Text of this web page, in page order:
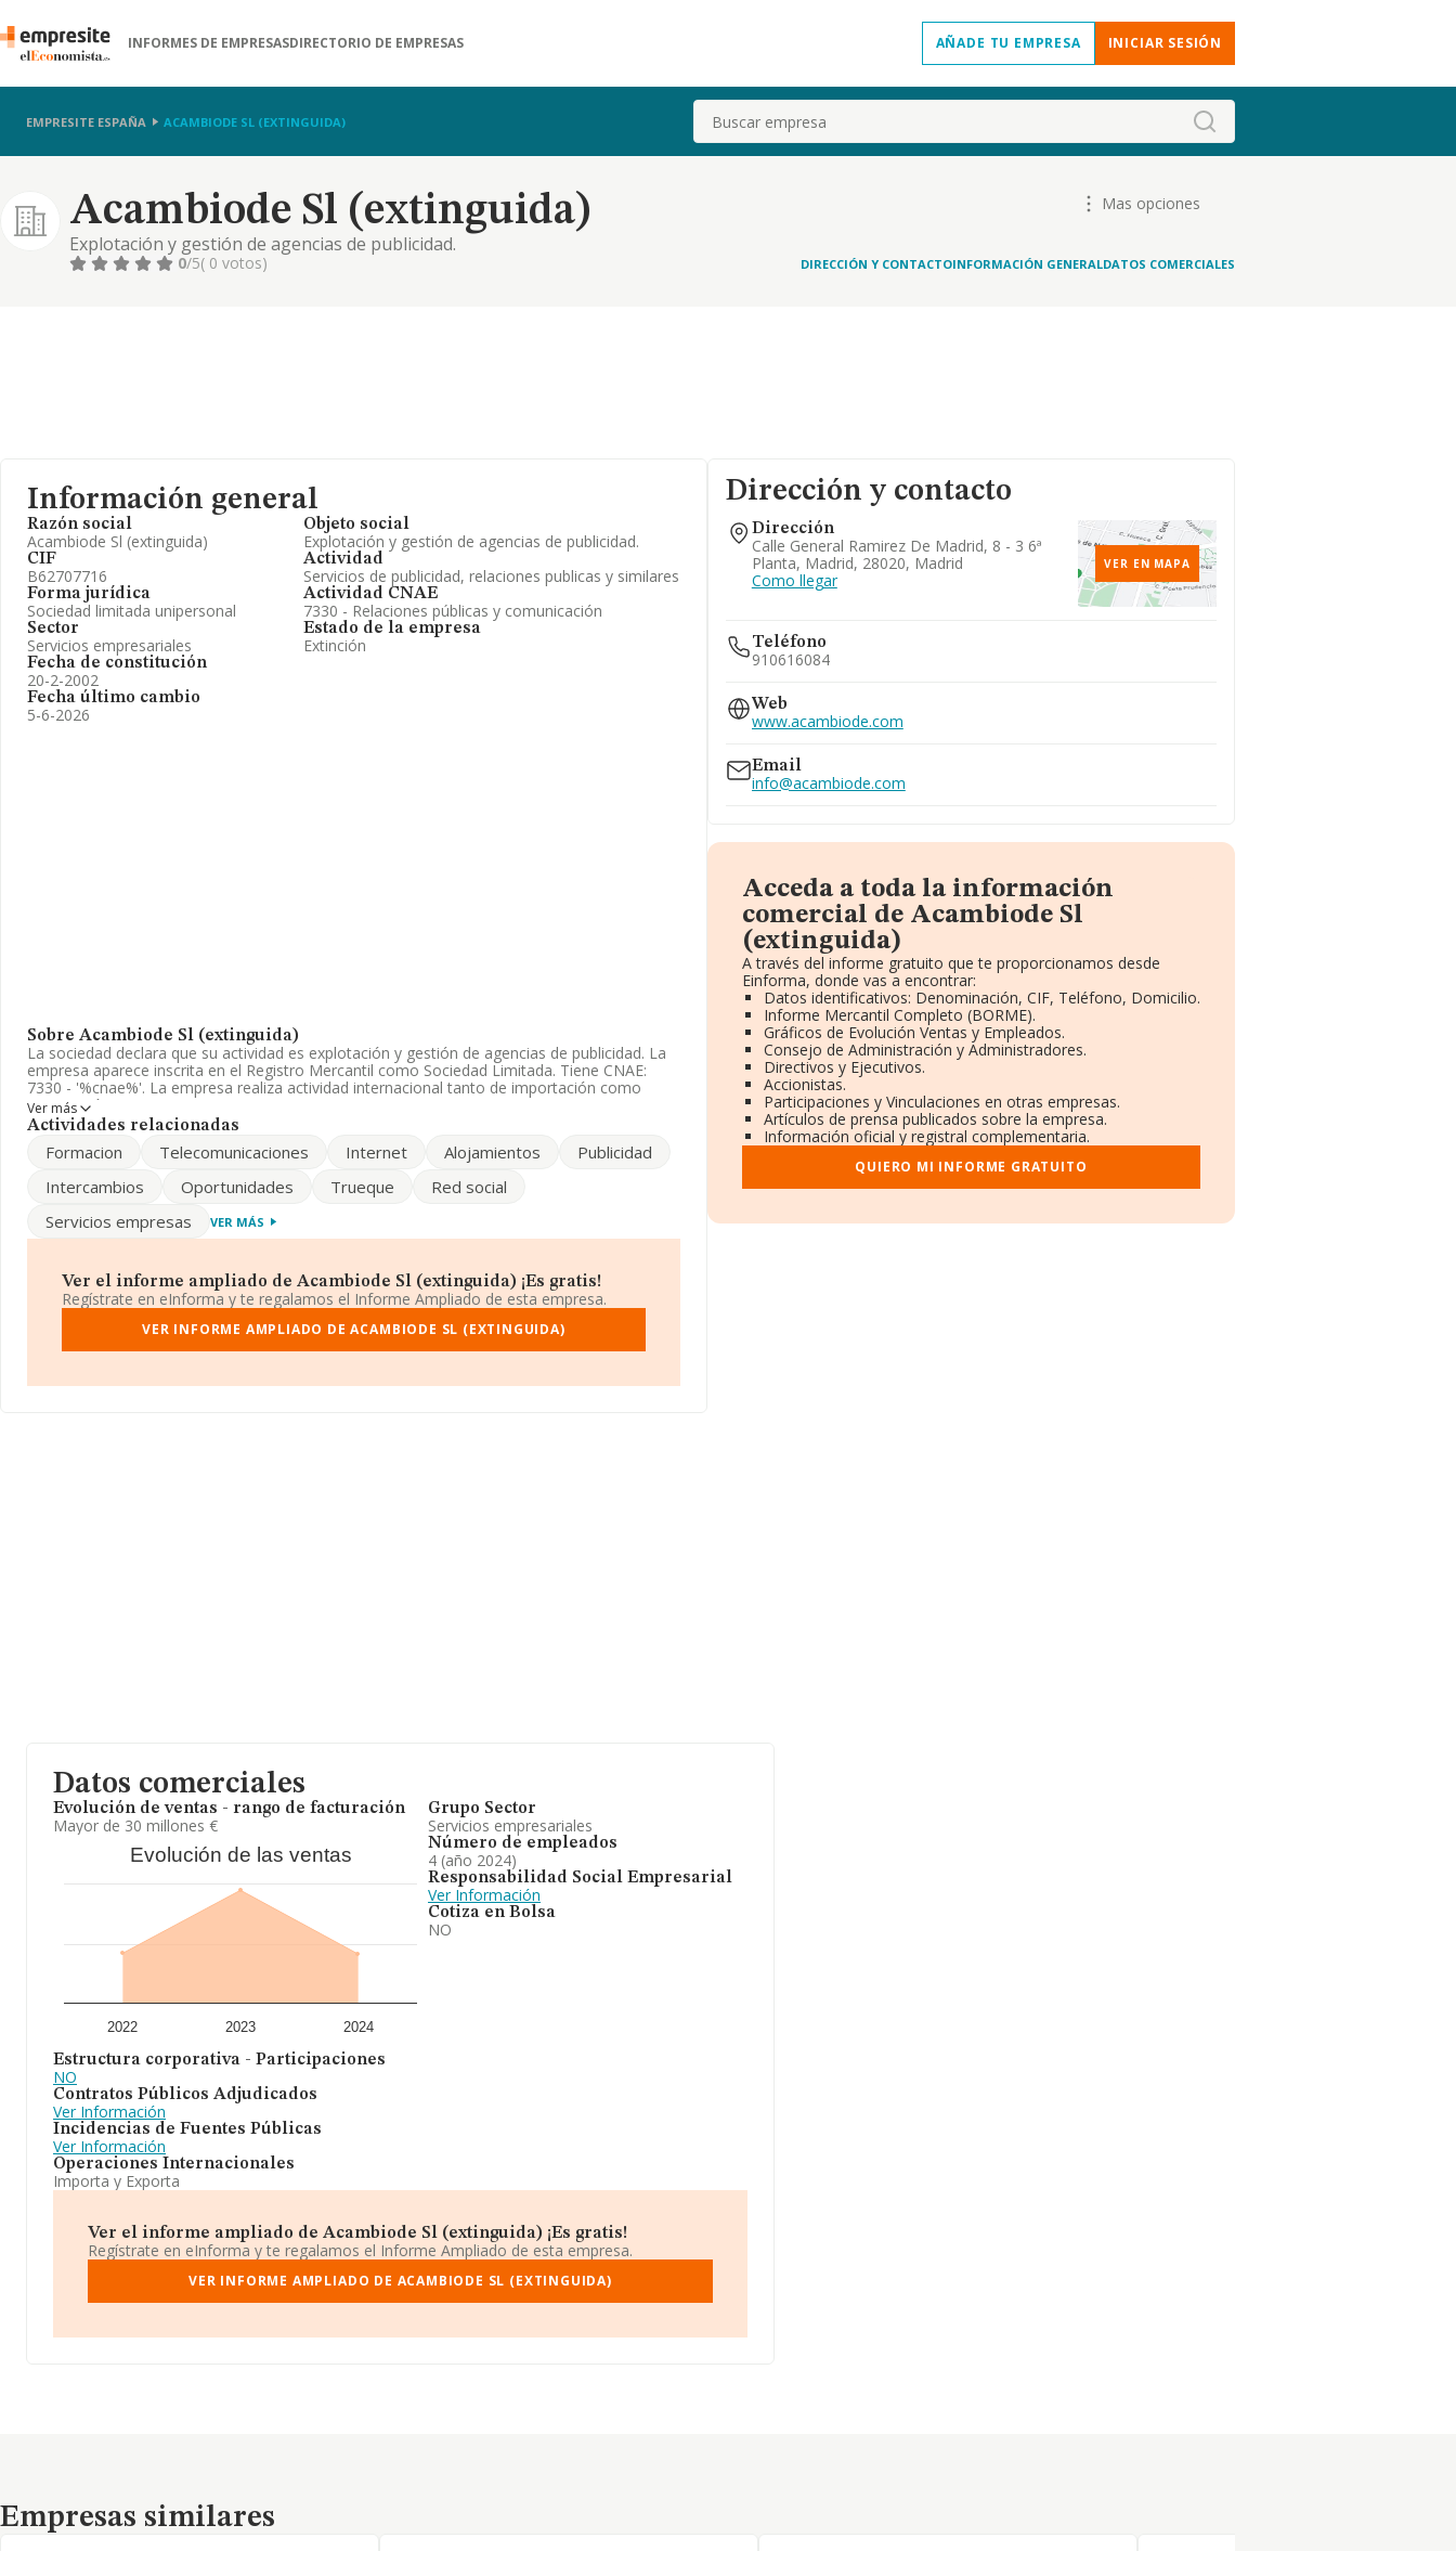
INFORMES DE EMPRESASDIRECTORIO DE EMPRESAS AÑADE TU EMPRESA INICIAR SESIÓN
EMPRESITE ESPAÑA ACAMBIODE SL (EXTINGUIDA) Buscar
Acambiode Sl (extinguida)
Explotación y gestión de agencias de publicidad.
Mas opciones
0/5( 0 votos) DIRECCIÓN Y CONTACTOINFORMACIÓN GENERALDATOS COMERCIALES
Información general
Razón social
Acambiode Sl (extinguida)
CIF
B62707716
Forma jurídica
Sociedad limitada unipersonal
Sector
Servicios empresariales
Fecha de constitución
20-2-2002
Fecha último cambio
5-6-2026
Objeto social
Explotación y gestión de agencias de publicidad.
Actividad
Servicios de publicidad, relaciones publicas y similares
Actividad CNAE
7330 - Relaciones públicas y comunicación
Estado de la empresa
Extinción
Sobre Acambiode Sl (extinguida)
La sociedad declara que su actividad es explotación y gestión de agencias de publicidad. La
empresa aparece inscrita en el Registro Mercantil como Sociedad Limitada. Tiene CNAE:
7330 - '%cnae%'. La empresa realiza actividad internacional tanto de importación como
exportación.
ha estado por encima de la media de sector.
Para ponerse en contacto con sus oficinas, la empresa facilita el número de teléfono
www.acambiode.com.
General Ramirez De Madrid núm. 8 3 6ª Planta, (28020), en el municipio de Madrid, Madrid.
Con los datos a disposición de INFORMA sobre 3.758 empresas pertenecientes al sector, la
facturación en el ámbito nacional alcanza los 913 millones de euros y la media entre todas
las compañías es de 243 mil euros de ventas en 2024. Respecto a la información de la
ventas en 2024 de hasta 480 millones de euros. Con el fin de ampliar la información relativa
Ver más
Actividades relacionadas
Formacion Telecomunicaciones Internet Alojamientos
Publicidad
Intercambios
Oportunidades Trueque
Red social
Servicios empresas
VER MÁS
Ver el informe ampliado de Acambiode Sl (extinguida) ¡Es gratis!
Regístrate en eInforma y te regalamos el Informe Ampliado de esta empresa.
VER INFORME AMPLIADO DE ACAMBIODE SL (EXTINGUIDA)
Dirección y contacto
Dirección
Calle General Ramirez De Madrid, 8 - 3 6ª
Planta, Madrid, 28020, Madrid
Como llegar
VER EN MAPA
Teléfono
910616084
Web
www.acambiode.com
Email
info@acambiode.com
Acceda a toda la información
comercial de Acambiode Sl
(extinguida)
A través del informe gratuito que te proporcionamos desde
Einforma, donde vas a encontrar:
Datos identificativos: Denominación, CIF, Teléfono, Domicilio.
Informe Mercantil Completo (BORME).
Gráficos de Evolución Ventas y Empleados.
Consejo de Administración y Administradores.
Directivos y Ejecutivos.
Accionistas.
Participaciones y Vinculaciones en otras empresas.
Artículos de prensa publicados sobre la empresa.
Información oficial y registral complementaria.
QUIERO MI INFORME GRATUITO
Datos comerciales
Evolución de ventas - rango de facturación
Mayor de 30 millones €
Evolución de las ventas
2022 2023 2024
Estructura corporativa - Participaciones
NO
Contratos Públicos Adjudicados
Ver Información
Incidencias de Fuentes Públicas
Ver Información
Operaciones Internacionales
Importa y Exporta
Grupo Sector
Servicios empresariales
Número de empleados
4 (año 2024)
Responsabilidad Social Empresarial
Ver Información
Cotiza en Bolsa
NO
Ver el informe ampliado de Acambiode Sl (extinguida) ¡Es gratis!
Regístrate en eInforma y te regalamos el Informe Ampliado de esta empresa.
VER INFORME AMPLIADO DE ACAMBIODE SL (EXTINGUIDA)
Empresas similares
Empresas similares